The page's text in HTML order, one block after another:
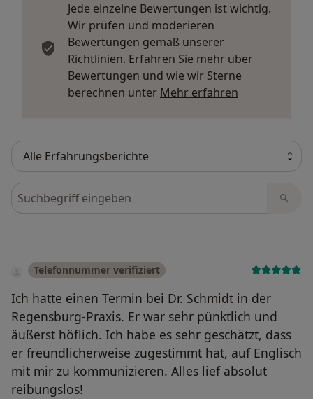
Jede einzelne Bewertungen ist wichtig.
Wir prüfen und moderieren
Bewertungen gemäß unserer
Richtlinien. Erfahren Sie mehr über
Bewertungen und wie wir Sterne
berechnen unter Mehr erfahren
Bewertungen durchsuchen
Telefonnummer verifiziert
Ich hatte einen Termin bei Dr. Schmidt in der
Regensburg-Praxis. Er war sehr pünktlich und
äußerst höflich. Ich habe es sehr geschätzt, dass
er freundlicherweise zugestimmt hat, auf Englisch
mit mir zu kommunizieren. Alles lief absolut
reibungslos!